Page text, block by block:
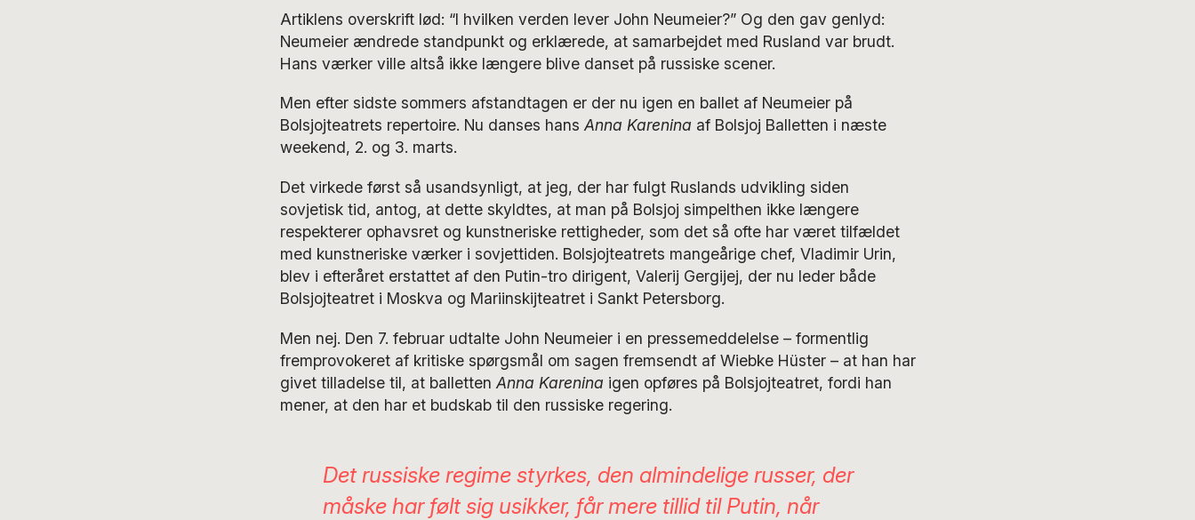
Artiklens overskrift lød: “I hvilken verden lever John Neumeier?” Og den gav genlyd:
Neumeier ændrede standpunkt og erklærede, at samarbejdet med Rusland var brudt.
Hans værker ville altså ikke længere blive danset på russiske scener.
Men efter sidste sommers afstandtagen er der nu igen en ballet af Neumeier på
Bolsjojteatrets repertoire. Nu danses hansAnna Karenina af Bolsjoj Balletten i næste
weekend, 2. og 3. marts.
Det virkede først så usandsynligt, at jeg, der har fulgt Ruslands udvikling siden
sovjetisk tid, antog, at dette skyldtes, at man på Bolsjoj simpelthen ikke længere
respekterer ophavsret og kunstneriske rettigheder, som det så ofte har været tilfældet
med kunstneriske værker i sovjettiden. Bolsjojteatrets mangeårige chef, Vladimir Urin,
blev i efteråret erstattet af den Putin-tro dirigent, Valerij Gergijej, der nu leder både
Bolsjojteatret i Moskva og Mariinskijteatret i Sankt Petersborg.
Men nej. Den 7. februar udtalte John Neumeier i en pressemeddelelse – formentlig
fremprovokeret af kritiske spørgsmål om sagen fremsendt af Wiebke Hüster – at han har
givet tilladelse til, at balletten Anna Karenina igen opføres på Bolsjojteatret, fordi han
mener, at den har et budskab til den russiske regering.
Det russiske regime styrkes, den almindelige russer, der
måske har følt sig usikker, får mere tillid til Putin, når